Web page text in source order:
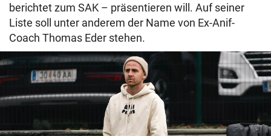
berichtet zum SAK – präsentieren will. Auf seiner
Liste soll unter anderem der Name von Ex-Anif-
Coach Thomas Eder stehen.